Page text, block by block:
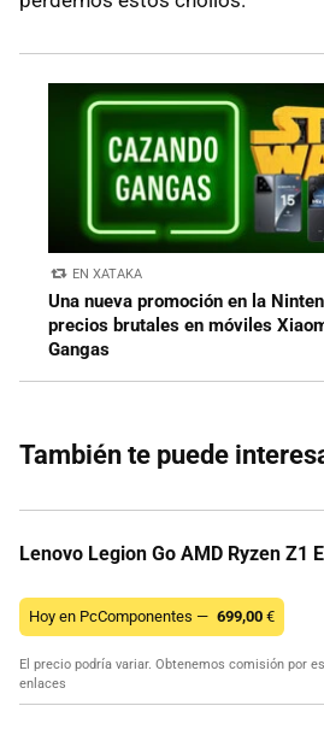
EN XATAKA
Una nueva promoción en la
precios brutales en móviles
Gangas
También te puede
Lenovo Legion Go AMD Ryzen Z1
Hoy en PcComponentes — 699,00 €
El precio podría variar. Obtenemos comisión por
enlaces